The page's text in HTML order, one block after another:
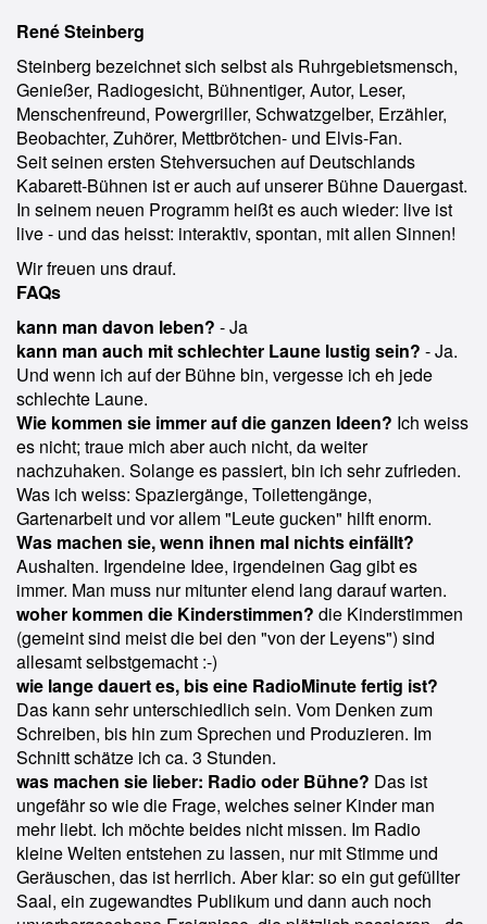
René Steinberg
Steinberg bezeichnet sich selbst als Ruhrgebietsmensch,
Genießer, Radiogesicht, Bühnentiger, Autor, Leser,
Menschenfreund, Powergriller, Schwatzgelber, Erzähler,
Beobachter, Zuhörer, Mettbrötchen- und Elvis-Fan.
Seit seinen ersten Stehversuchen auf Deutschlands
Kabarett-Bühnen ist er auch auf unserer Bühne Dauergast.
In seinem neuen Programm heißt es auch wieder: live ist
live - und das heisst: interaktiv, spontan, mit allen Sinnen!
Wir freuen uns drauf.
FAQs
kann man davon leben? - Ja
kann man auch mit schlechter Laune lustig sein? - Ja.
Und wenn ich auf der Bühne bin, vergesse ich eh jede
schlechte Laune.
Wie kommen sie immer auf die ganzen Ideen? Ich weiss
es nicht; traue mich aber auch nicht, da weiter
nachzuhaken. Solange es passiert, bin ich sehr zufrieden.
Was ich weiss: Spaziergänge, Toilettengänge,
Gartenarbeit und vor allem "Leute gucken" hilft enorm.
Was machen sie, wenn ihnen mal nichts einfällt?
Aushalten. Irgendeine Idee, irgendeinen Gag gibt es
immer. Man muss nur mitunter elend lang darauf warten.
woher kommen die Kinderstimmen? die Kinderstimmen
(gemeint sind meist die bei den "von der Leyens") sind
allesamt selbstgemacht :-)
wie lange dauert es, bis eine RadioMinute fertig ist?
Das kann sehr unterschiedlich sein. Vom Denken zum
Schreiben, bis hin zum Sprechen und Produzieren. Im
Schnitt schätze ich ca. 3 Stunden.
was machen sie lieber: Radio oder Bühne? Das ist
ungefähr so wie die Frage, welches seiner Kinder man
mehr liebt. Ich möchte beides nicht missen. Im Radio
kleine Welten entstehen zu lassen, nur mit Stimme und
Geräuschen, das ist herrlich. Aber klar: so ein gut gefüllter
Saal, ein zugewandtes Publikum und dann auch noch